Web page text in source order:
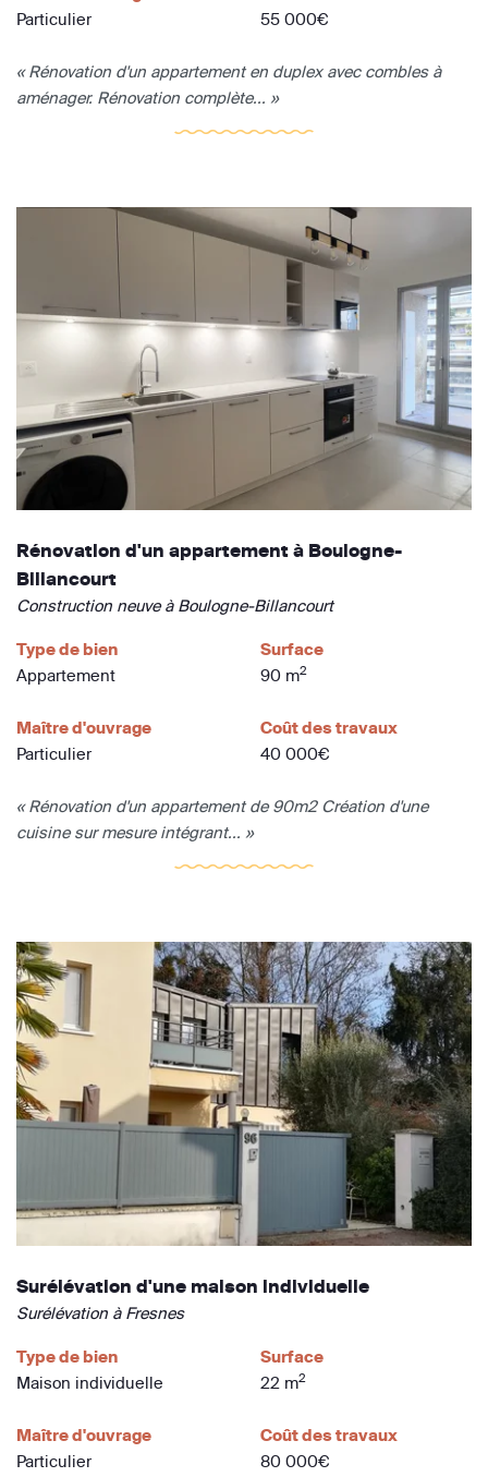
Particulier
55 000€
« Rénovation d'un appartement en duplex avec combles à
aménager. Rénovation complète... »
Rénovation d'un appartement à Boulogne-
Billancourt
Construction neuve à Boulogne-Billancourt
Type de bien
Appartement
Surface
90 m2
Maître d'ouvrage
Particulier
Coût des travaux
40 000€
« Rénovation d'un appartement de 90m2 Création d'une
cuisine sur mesure intégrant... »
Surélévation d'une maison individuelle
Surélévation à Fresnes
Type de bien
Maison individuelle
Surface
22 m2
Maître d'ouvrage
Particulier
Coût des travaux
80 000€